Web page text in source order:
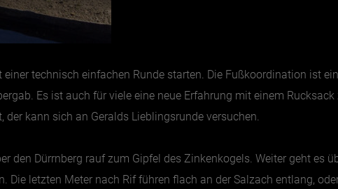
technisch einfachen Runde starten. Die Fußkoordination ist
Es ist auch für viele eine neue Erfahrung mit einem Rucksack
der kann sich an Geralds Lieblingsrunde versuchen.
den Dürrnberg rauf zum Gipfel des Zinkenkogels. Weiter geht es
letzten Meter nach Rif führen flach an der Salzach entlang,